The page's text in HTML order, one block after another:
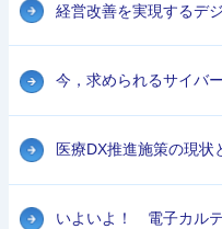
経営改善を実現するデ
今，求められるサイバ
医療DX推進施策の現状
いよいよ！ 電子カル